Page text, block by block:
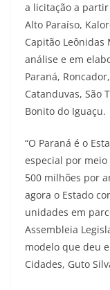
a licitação a
Alto Paraíso,
Capitão
análise e em
Paraná,
Catanduvas, São
Bonito do Iguaçu.
“O Paraná é o
especial por meio
500 milhões por
agora o Estado
unidades em
Assembleia
modelo que deu
Cidades, Guto